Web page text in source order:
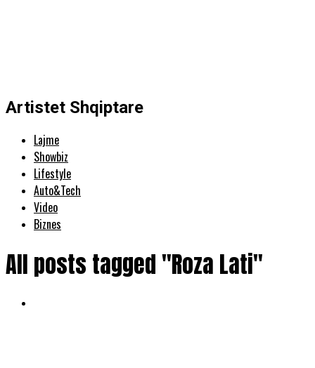
Artistet Shqiptare
Lajme
Showbiz
Lifestyle
Auto&Tech
Video
Biznes
All posts tagged "Roza Lati"